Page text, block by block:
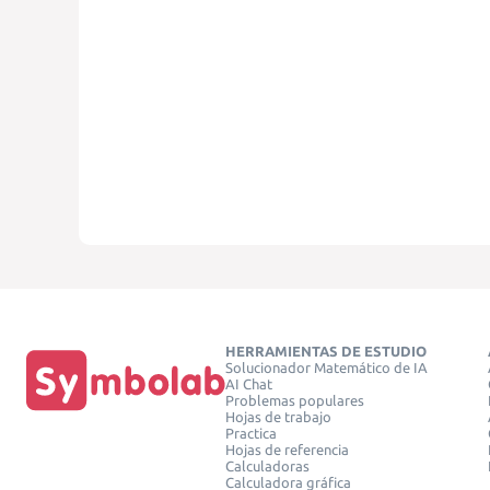
HERRAMIENTAS DE ESTUDIO
Solucionador Matemático de IA
AI Chat
Problemas populares
Hojas de trabajo
Practica
Hojas de referencia
Calculadoras
Calculadora gráfica